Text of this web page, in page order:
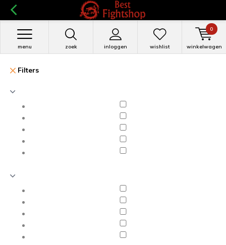
zoek inloggen
menu wishlist winkelwagen
0
Filters